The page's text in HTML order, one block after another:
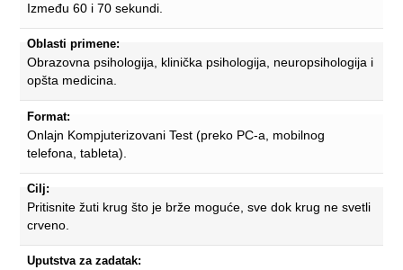
Između 60 i 70 sekundi.
Oblasti primene:
Obrazovna psihologija, klinička psihologija, neuropsihologija i
opšta medicina.
Format:
Onlajn Kompjuterizovani Test (preko PC-a, mobilnog
telefona, tableta).
Cilj:
Pritisnite žuti krug što je brže moguće, sve dok krug ne svetli
crveno.
Uputstva za zadatak: